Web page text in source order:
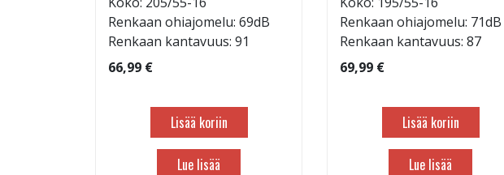
Renkaan ohiajomelu: 69dB
Renkaan kantavuus: 91
66,99 €
Lisää koriin
Lue lisää
Renkaan ohiajomelu: 71dB
Renkaan kantavuus: 87
69,99 €
Lisää koriin
Lue lisää